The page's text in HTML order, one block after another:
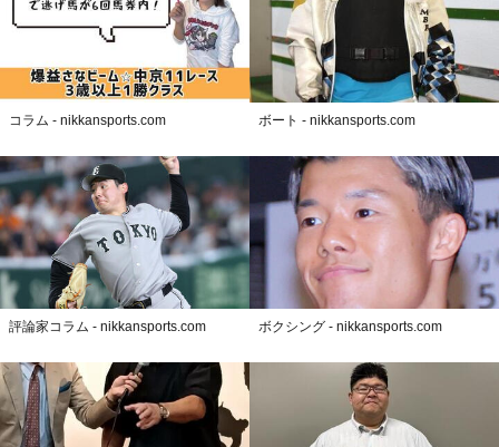
コラム - nikkansports.com ボート - nikkansports.com
評論家コラム - nikkansports.com ボクシング - nikkansports.com